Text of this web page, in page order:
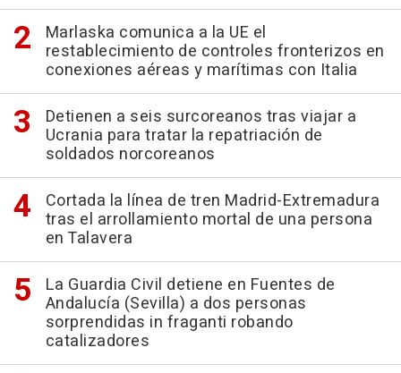
Marlaska comunica a la UE el
restablecimiento de controles fronterizos en
conexiones aéreas y marítimas con Italia
Detienen a seis surcoreanos tras viajar a
Ucrania para tratar la repatriación de
soldados norcoreanos
Cortada la línea de tren Madrid-Extremadura
tras el arrollamiento mortal de una persona
en Talavera
La Guardia Civil detiene en Fuentes de
Andalucía (Sevilla) a dos personas
sorprendidas in fraganti robando
catalizadores